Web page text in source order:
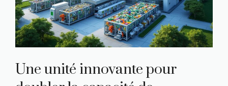
Une unité innovante pour